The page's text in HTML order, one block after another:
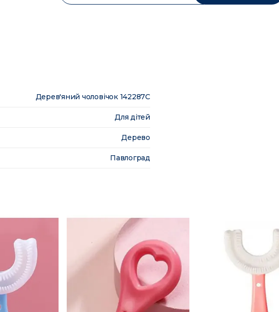
Дерев'яний чоловічок 142287C
Для дітей
Дерево
Павлоград